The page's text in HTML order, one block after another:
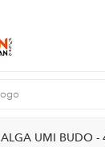
ALGA UMI BUDO -